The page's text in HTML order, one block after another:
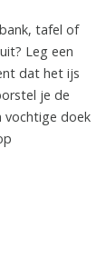
tafel of
Leg een
dat het ijs
je de
vochtige doek